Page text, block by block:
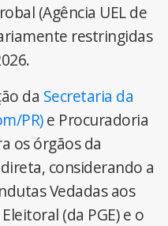
(Agência UEL de
restringidas
da Secretaria da
PR)e Procuradoria
os órgãos da
considerando a
Vedadas aos
(da PGE) e o